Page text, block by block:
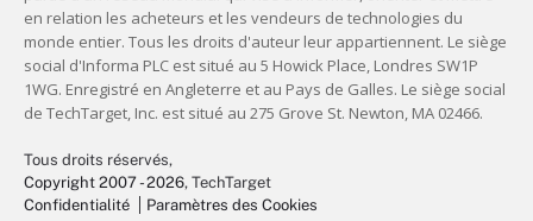
Tous droits réservés,
Copyright 2007 - 2026, TechTarget
Confidentialité
Paramètres des Cookies